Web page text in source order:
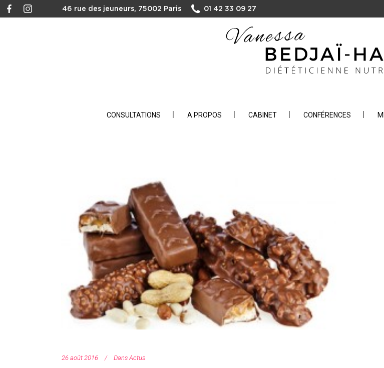
46 rue des jeuneurs, 75002 Paris 01 42 33 09 27
CONSULTATIONS A PROPOS CABINET CONFÉRENCES
26 août 2016 Dans Actus